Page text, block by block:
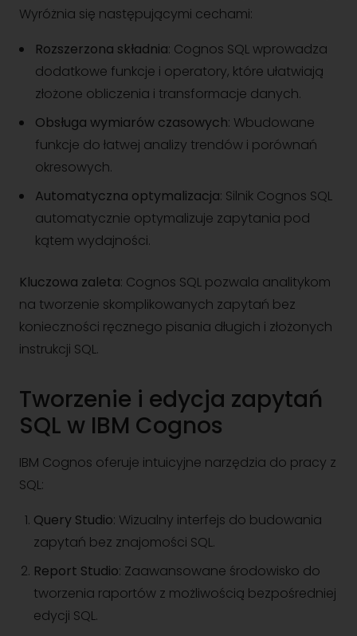
Wyróżnia się następującymi cechami:
Rozszerzona składnia: Cognos SQL wprowadza
dodatkowe funkcje i operatory, które ułatwiają
złożone obliczenia i transformacje danych.
Obsługa wymiarów czasowych: Wbudowane
funkcje do łatwej analizy trendów i porównań
okresowych.
Automatyczna optymalizacja: Silnik Cognos SQL
automatycznie optymalizuje zapytania pod
kątem wydajności.
Kluczowa zaleta: Cognos SQL pozwala analitykom
na tworzenie skomplikowanych zapytań bez
konieczności ręcznego pisania długich i złożonych
instrukcji SQL.
Tworzenie i edycja zapytań
SQL w IBM Cognos
IBM Cognos oferuje intuicyjne narzędzia do pracy z
SQL:
Query Studio: Wizualny interfejs do budowania
zapytań bez znajomości SQL.
Report Studio: Zaawansowane środowisko do
tworzenia raportów z możliwością bezpośredniej
edycji SQL.